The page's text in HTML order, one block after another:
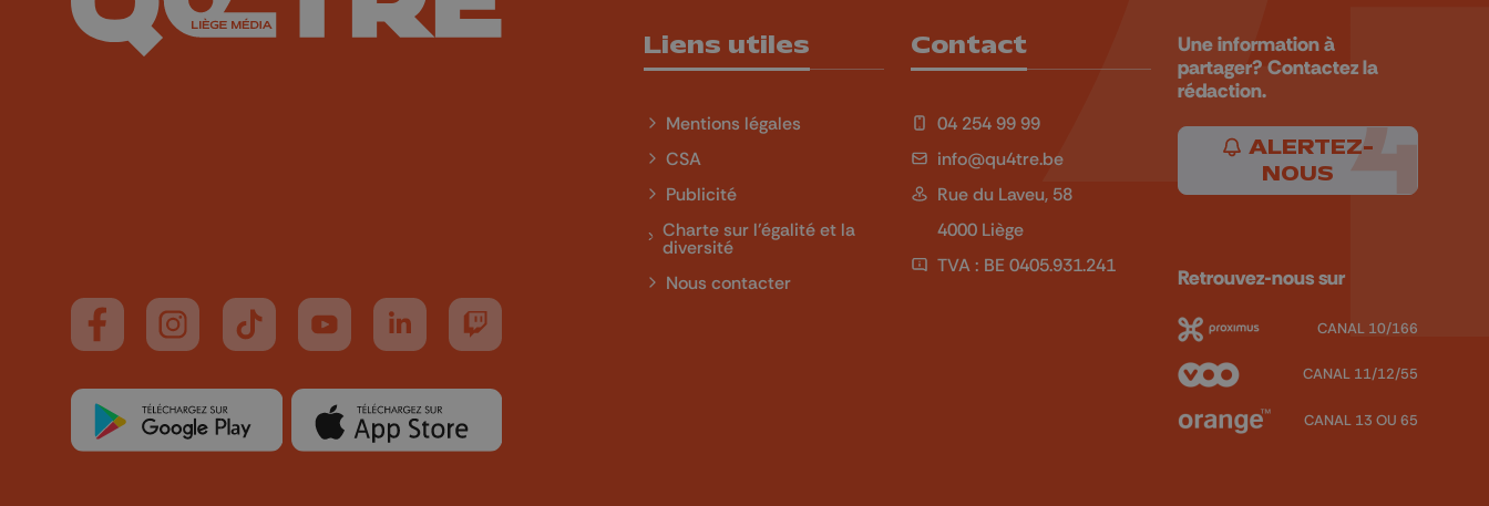
Suivez-nous sur FaceBook
Suivez-nous sur Instagram
Suivez-nous sur TikTok
Suivez-nous sur YouTube
Suivez-nous sur LinkedIn
Suivez-nous sur Twitch
Liens utiles
Mentions légales
CSA
Publicité
Charte sur l'égalité et la
diversité
Nous contacter
Contact
04 254 99 99
info@qu4tre.be
Rue du Laveu, 58
4000 Liège
TVA : BE 0405.931.241
Une information à
partager? Contactez la
rédaction.
ALERTEZ-
NOUS
Retrouvez-nous sur
CANAL 10/166
CANAL 11/12/55
CANAL 13 OU 65